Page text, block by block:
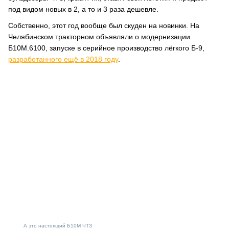
под видом новых в 2, а то и 3 раза дешевле.
Собственно, этот год вообще был скуден на новинки. На
Челябинском тракторном объявляли о модернизации
Б10М.6100, запуске в серийное производство лёгкого Б-9,
разработанного ещё в 2018 году.
А это настоящий Б10М ЧТЗ